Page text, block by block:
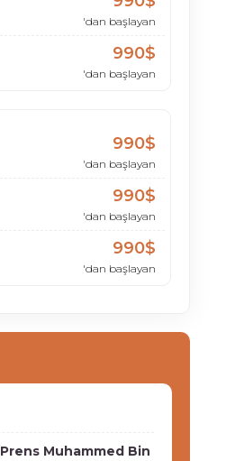
'dan başlayan
990$
'dan başlayan
990$
'dan başlayan
990$
'dan başlayan
990$
'dan başlayan
Prens Muhammed Bin